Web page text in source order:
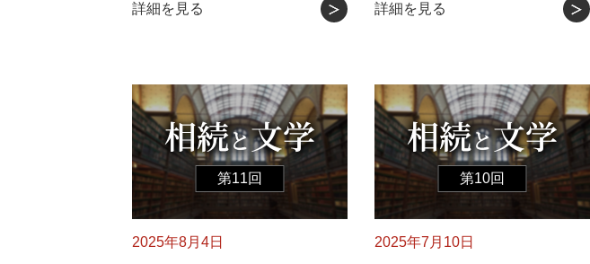
詳細を見る 詳細を見る
第11回
2025年8月4日
第10回
2025年7月10日